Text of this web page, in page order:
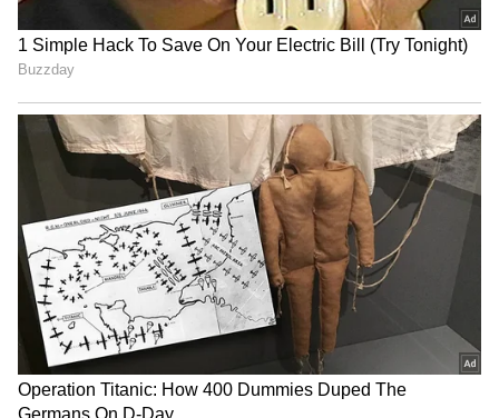
LATEST VIDEOS
"ರಾಜಕೀಯ ಬೇಡ, ಸಿನಿಮಾನೇ ಪ್ರಾಣ":
ಕನಕೋತ್ಸವದಲ್ಲಿ ರಿಷಬ್ ಶೆಟ್ಟಿ | Rishab
Shetty speech | Suvarna News
ಶೇ.50 ರಿಂದ ಶೇ.18 ಕ್ಕೆ TAX ಇಳಿಕೆ: ಮೋದಿ-
ಟ್ರಂಪ್ ಐತಿಹಾಸಿಕ ಒಪ್ಪಂದ | India US
Trade Deal | Party Rounds